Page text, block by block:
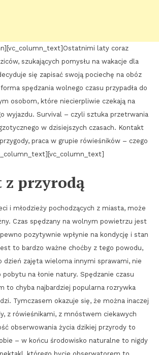
laty coraz
szukających pomysłu na wakacje dla
się zapisać swoją pociechę na obóz
spędzania wolnego czasu przypadła do
osobom, które niecierpliwie czekają na
wyjazdu. Survival – czyli sztuka przetrwania
w dzisiejszych czasach. Kontakt
praca w grupie rówieśników – czego
przyrodą
i młodzieży pochodzących z miasta, może
Czas spędzany na wolnym powietrzu jest
pozytywnie wpłynie na kondycję i stan
to bardzo ważne choćby z tego powodu,
dzień zajęta wieloma innymi sprawami, nie
na łonie natury. Spędzanie czasu
to chyba najbardziej popularna rozrywka
Tymczasem okazuje się, że można inaczej
z rówieśnikami, z mnóstwem ciekawych
obserwowania życia dzikiej przyrody to
– w końcu środowisko naturalne to nigdy